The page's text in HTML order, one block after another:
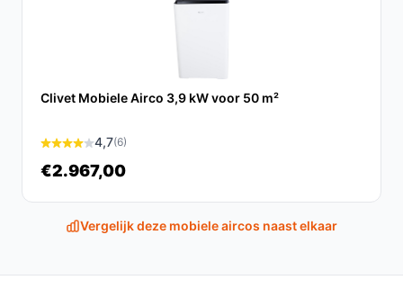
instelbare thermostaat in en controleer je
Concrete checks voor de handleiding/specs:
Controleer de installatie-instructies op exacte
aangegeven verwarmings- en koelmodes geschikt
zijn voor jouw klimaat en gewenste
binnentemperatuur.
Clivet Mobiele Airco 3,9 kW voor 50 m²
4,7(6)
€2.967,00
Vergelijk deze mobiele aircos naast elkaar